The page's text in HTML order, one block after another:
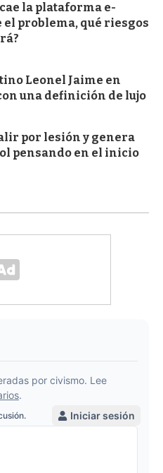
la plataforma e-
el problema, qué riesgos
Leonel Jaime en
una definición de lujo
por lesión y genera
pensando en el inicio